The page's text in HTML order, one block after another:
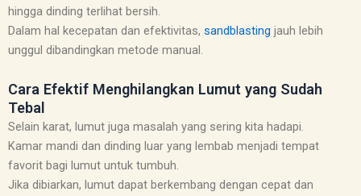
hingga dinding terlihat bersih.
Dalam hal kecepatan dan efektivitas, sandblasting jauh lebih
unggul dibandingkan metode manual.
Cara Efektif Menghilangkan Lumut yang Sudah
Tebal
Selain karat, lumut juga masalah yang sering kita hadapi.
Kamar mandi dan dinding luar yang lembab menjadi tempat
favorit bagi lumut untuk tumbuh.
Jika dibiarkan, lumut dapat berkembang dengan cepat dan